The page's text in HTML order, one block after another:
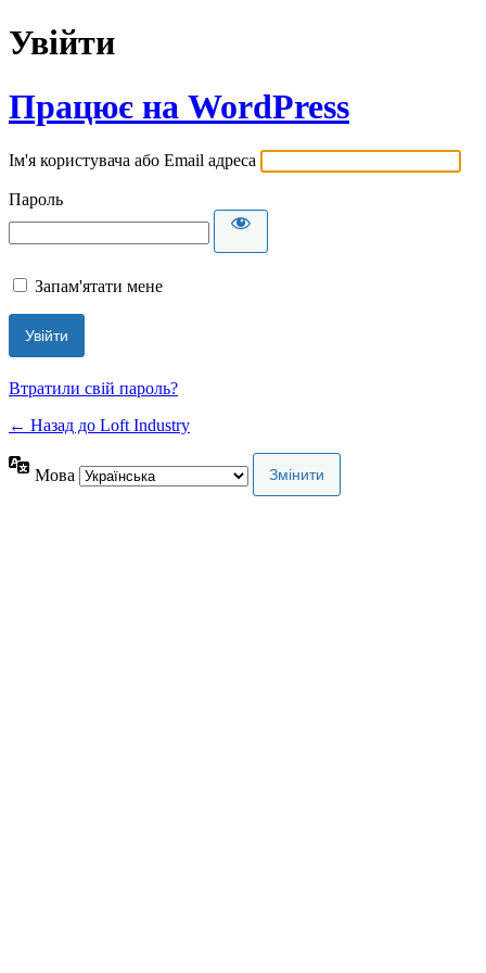
Увійти
Працює на WordPress
Ім'я користувача або Email адреса
Пароль
Запам'ятати мене
Втратили свій пароль?
← Назад до Loft Industry
Мова